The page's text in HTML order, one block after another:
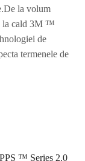
la volum
la cald 3M ™
de
termenele de